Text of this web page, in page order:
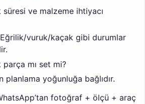
süresi ve malzeme ihtiyacı
Eğrilik/vuruk/kaçak gibi durumlar
parça mı set mi?
planlama yoğunluğa bağlıdır.
fotoğraf + ölçü + araç